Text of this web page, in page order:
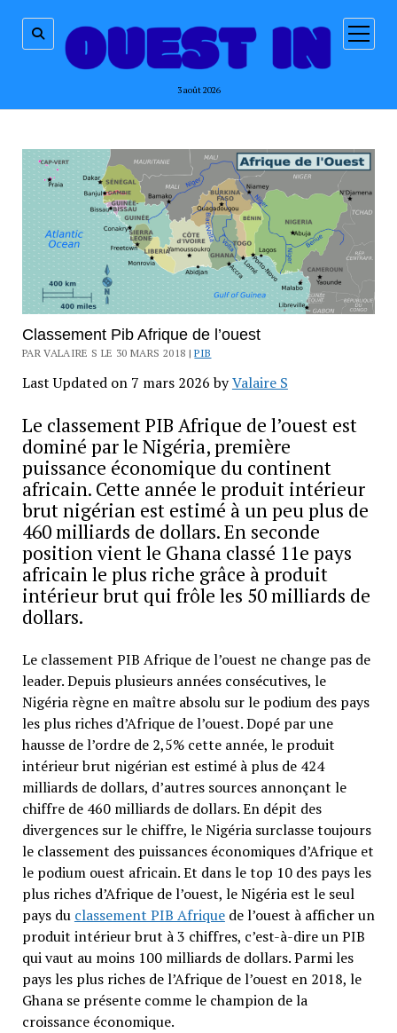
3 août 2026
ouvrir
menu
Classement Pib Afrique de l’ouest
PAR VALAIRE S LE 30 MARS 2018 |PIB
Last Updated on 7 mars 2026 byValaire S
Le classement PIB Afrique de l’ouest est
dominé par le Nigéria, première
puissance économique du continent
africain. Cette année le produit intérieur
brut nigérian est estimé à un peu plus de
460 milliards de dollars. En seconde
position vient le Ghana classé 11e pays
africain le plus riche grâce à produit
intérieur brut qui frôle les 50 milliards de
dollars.
Le classement PIB Afrique de l’ouest ne change pas de
leader. Depuis plusieurs années consécutives, le
Nigéria règne en maître absolu sur le podium des pays
les plus riches d’Afrique de l’ouest. Dopé par une
hausse de l’ordre de 2,5% cette année, le produit
intérieur brut nigérian est estimé à plus de 424
milliards de dollars, d’autres sources annonçant le
chiffre de 460 milliards de dollars. En dépit des
divergences sur le chiffre, le Nigéria surclasse toujours
le classement des puissances économiques d’Afrique et
le podium ouest africain. Et dans le top 10 des pays les
plus riches d’Afrique de l’ouest, le Nigéria est le seul
pays du classement PIB Afriquede l’ouest à afficher un
produit intérieur brut à 3 chiffres, c’est-à-dire un PIB
qui vaut au moins 100 milliards de dollars. Parmi les
pays les plus riches de l’Afrique de l’ouest en 2018, le
Ghana se présente comme le champion de la
croissance économique.